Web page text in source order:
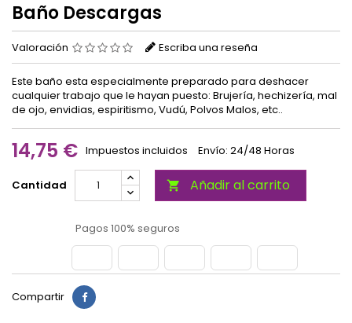
Baño Descargas
Valoración Escriba una reseña
Este baño esta especialmente preparado para deshacer
cualquier trabajo que le hayan puesto: Brujería, hechizería, mal
de ojo, envidias, espiritismo, Vudú, Polvos Malos, etc..
14,75 € Impuestos incluidos Envío: 24/48 Horas
Cantidad  Añadir al carrito
Pagos 100% seguros
Compartir